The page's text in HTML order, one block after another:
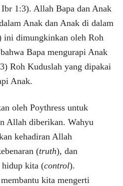
1:3). Allah Bapa dan Anak
Anak dan Anak di dalam
ini dimungkinkan oleh Roh
Bapa mengurapi Anak
Roh Kuduslah yang dipakai
Anak.
oleh Poythress untuk
Allah diberikan. Wahyu
kehadiran Allah
(truth), dan
hidup kita (control).
kita mengerti